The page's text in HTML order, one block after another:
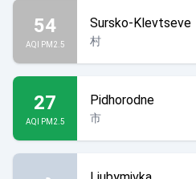
54
AQI PM2.5
Sursko-Klevtseve
村
27
AQI PM2.5
Pidhorodne
市